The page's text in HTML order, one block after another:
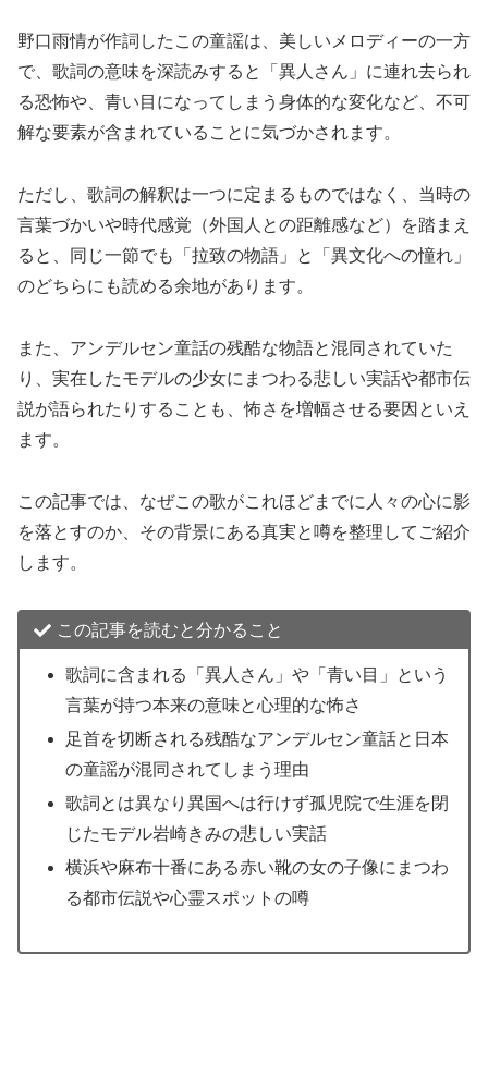
野口雨情が作詞したこの童謡は、美しいメロディーの一方
で、歌詞の意味を深読みすると「異人さん」に連れ去られ
る恐怖や、青い目になってしまう身体的な変化など、不可
解な要素が含まれていることに気づかされます。
ただし、歌詞の解釈は一つに定まるものではなく、当時の
言葉づかいや時代感覚（外国人との距離感など）を踏まえ
ると、同じ一節でも「拉致の物語」と「異文化への憧れ」
のどちらにも読める余地があります。
また、アンデルセン童話の残酷な物語と混同されていた
り、実在したモデルの少女にまつわる悲しい実話や都市伝
説が語られたりすることも、怖さを増幅させる要因といえ
ます。
この記事では、なぜこの歌がこれほどまでに人々の心に影
を落とすのか、その背景にある真実と噂を整理してご紹介
します。
この記事を読むと分かること
歌詞に含まれる「異人さん」や「青い目」という
言葉が持つ本来の意味と心理的な怖さ
足首を切断される残酷なアンデルセン童話と日本
の童謡が混同されてしまう理由
歌詞とは異なり異国へは行けず孤児院で生涯を閉
じたモデル岩崎きみの悲しい実話
横浜や麻布十番にある赤い靴の女の子像にまつわ
る都市伝説や心霊スポットの噂